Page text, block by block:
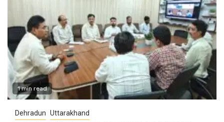
1 min read
Dehradun Uttarakhand